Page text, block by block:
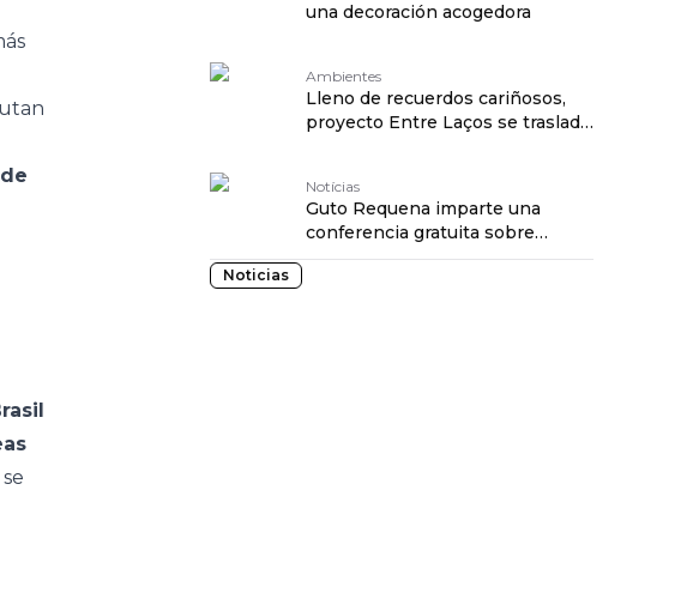
una decoración acogedora
Ambientes
Lleno de recuerdos cariñosos,
proyecto Entre Laços se traslada
Notícias
Guto Requena imparte una
conferencia gratuita sobre
Arquitectura del Futuro en el
Noticias